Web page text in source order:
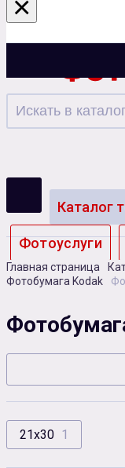
Ижевск
Каталог
Фотоуслуги
Бумага
Сувенирная
Аксессуары
Главная страница
Фотобумага Kodak
21х30 1
×